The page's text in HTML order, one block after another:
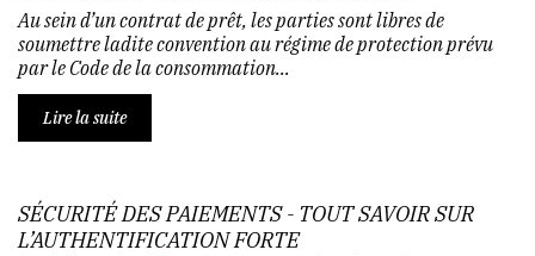
Au sein d’un contrat de prêt, les parties sont libres de
soumettre ladite convention au régime de protection prévu
par le Code de la consommation...
Lire la suite
SÉCURITÉ DES PAIEMENTS - TOUT SAVOIR SUR
L’AUTHENTIFICATION FORTE